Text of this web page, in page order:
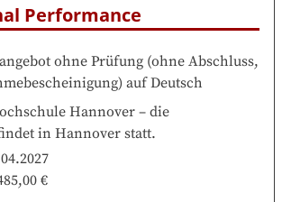
Performance
ohne Prüfung (ohne Abschluss,
) auf Deutsch
Hannover – die
in Hannover statt.
€